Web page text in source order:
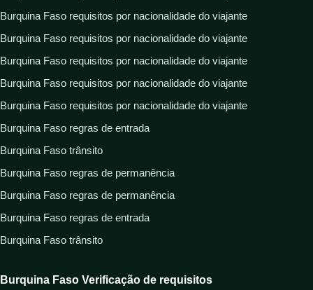
Burquina Faso requisitos por nacionalidade do viajante
Burquina Faso requisitos por nacionalidade do viajante
Burquina Faso requisitos por nacionalidade do viajante
Burquina Faso requisitos por nacionalidade do viajante
Burquina Faso requisitos por nacionalidade do viajante
Burquina Faso regras de entrada
Burquina Faso trânsito
Burquina Faso regras de permanência
Burquina Faso regras de permanência
Burquina Faso regras de entrada
Burquina Faso trânsito
Burquina Faso Verificação de requisitos